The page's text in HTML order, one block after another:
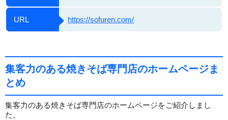
URL https://sofuren.com/
集客力のある焼きそば専門店のホームページま
とめ
集客力のある焼きそば専門店のホームページをご紹介しまし
た。